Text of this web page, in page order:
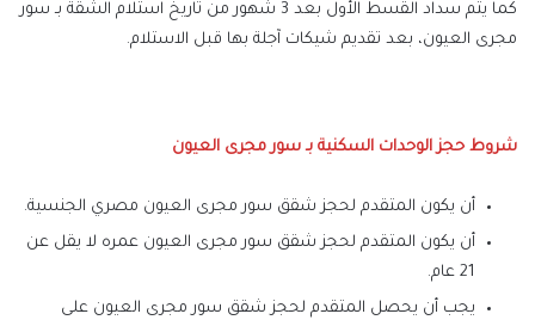
كما يتم سداد القسط الأول بعد 3 شهور من تاريخ استلام الشقة بـ سور
مجرى العيون، بعد تقديم شيكات آجلة بها قبل الاستلام.
شروط حجز الوحدات السكنية بـ سور مجرى العيون
أن يكون المتقدم لحجز شقق سور مجرى العيون مصري الجنسية.
أن يكون المتقدم لحجز شقق سور مجرى العيون عمره لا يقل عن
21 عام.
يجب أن يحصل المتقدم لحجز شقق سور مجرى العيون على